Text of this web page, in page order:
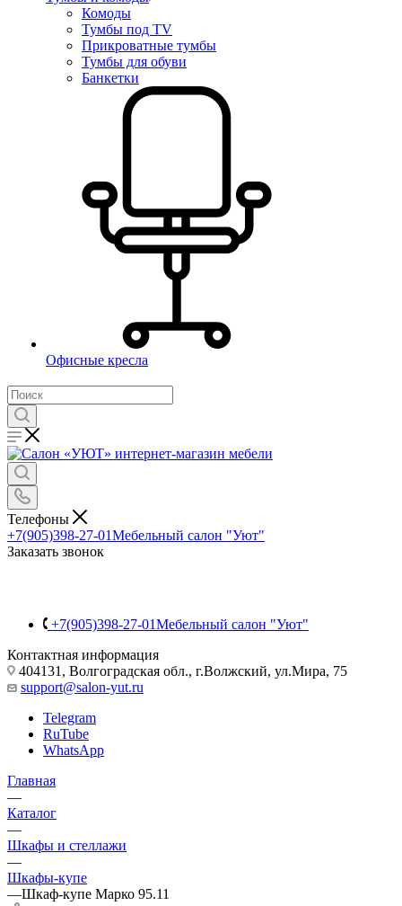
Комоды
Тумбы под TV
Прикроватные тумбы
Тумбы для обуви
Банкетки
Офисные кресла
Телефоны
+7(905)398-27-01Мебельный салон "Уют"
Заказать звонок
+7(905)398-27-01Мебельный салон "Уют"
Контактная информация
404131, Волгоградская обл., г.Волжский, ул.Мира, 75
support@salon-yut.ru
Telegram
RuTube
WhatsApp
Главная
—
Каталог
—
Шкафы и стеллажи
—
Шкафы-купе
—Шкаф-купе Марко 95.11